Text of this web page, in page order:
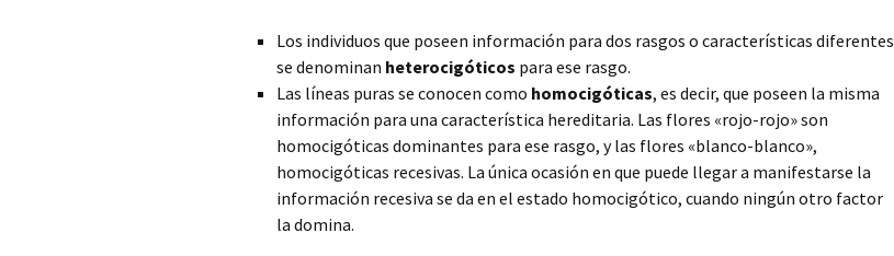
Los individuos que poseen información para dos rasgos o características diferentes
se denominan heterocigóticos para ese rasgo.
Las líneas puras se conocen como homocigóticas, es decir, que poseen la misma
información para una característica hereditaria. Las flores «rojo-rojo» son
homocigóticas dominantes para ese rasgo, y las flores «blanco-blanco»,
homocigóticas recesivas. La única ocasión en que puede llegar a manifestarse la
información recesiva se da en el estado homocigótico, cuando ningún otro factor
la domina.